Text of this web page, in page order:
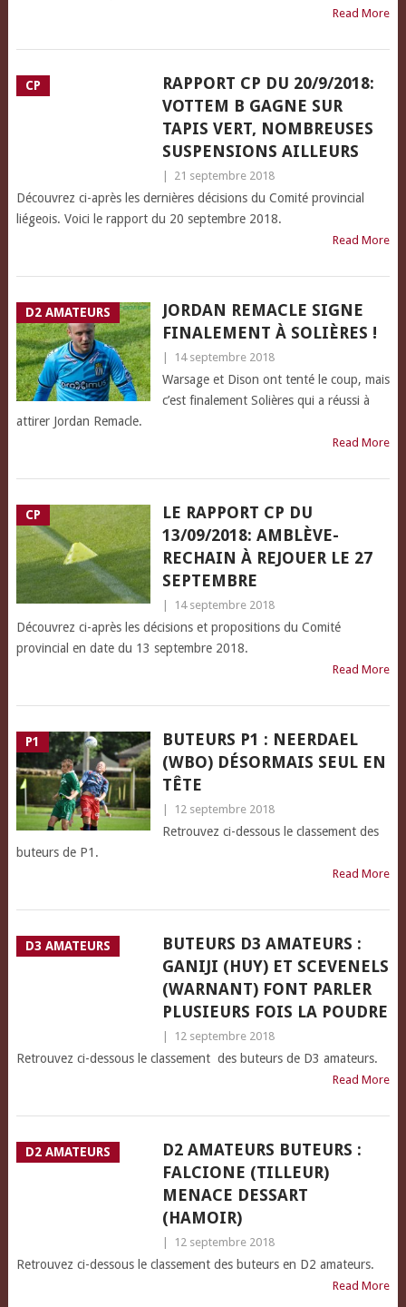
Read More
CP
RAPPORT CP DU 20/9/2018:
VOTTEM B GAGNE SUR
TAPIS VERT, NOMBREUSES
SUSPENSIONS AILLEURS
21 septembre 2018
Découvrez ci-après les dernières décisions du Comité provincial
liégeois. Voici le rapport du 20 septembre 2018.
Read More
D2 AMATEURS
JORDAN REMACLE SIGNE
FINALEMENT À SOLIÈRES !
14 septembre 2018
Warsage et Dison ont tenté le coup, mais
c’est finalement Solières qui a réussi à
attirer Jordan Remacle.
Read More
CP
LE RAPPORT CP DU
13/09/2018: AMBLÈVE-
RECHAIN À REJOUER LE 27
SEPTEMBRE
14 septembre 2018
Découvrez ci-après les décisions et propositions du Comité
provincial en date du 13 septembre 2018.
Read More
P1
BUTEURS P1 : NEERDAEL
(WBO) DÉSORMAIS SEUL EN
TÊTE
12 septembre 2018
Retrouvez ci-dessous le classement des
buteurs de P1.
Read More
D3 AMATEURS
BUTEURS D3 AMATEURS :
GANIJI (HUY) ET SCEVENELS
(WARNANT) FONT PARLER
PLUSIEURS FOIS LA POUDRE
12 septembre 2018
Retrouvez ci-dessous le classement des buteurs de D3 amateurs.
Read More
D2 AMATEURS
D2 AMATEURS BUTEURS :
FALCIONE (TILLEUR)
MENACE DESSART
(HAMOIR)
12 septembre 2018
Retrouvez ci-dessous le classement des buteurs en D2 amateurs.
Read More